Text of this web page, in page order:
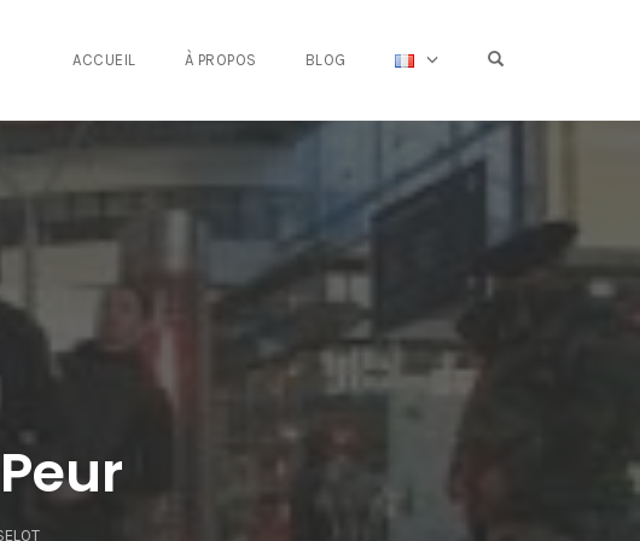
ACCUEIL À PROPOS BLOG